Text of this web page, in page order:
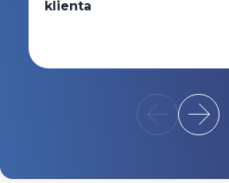
klienta